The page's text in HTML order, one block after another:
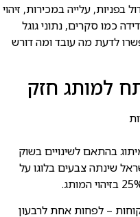
עלייה במכירות, זיהוי
כמו סקרים, נתוני גוגל
לדעת מה עובד ומה דורש
למותג חזק
בהתאם לשינויים בשוק
שינתה צבעים בלוגו על
– לפחות אחת לרבעון